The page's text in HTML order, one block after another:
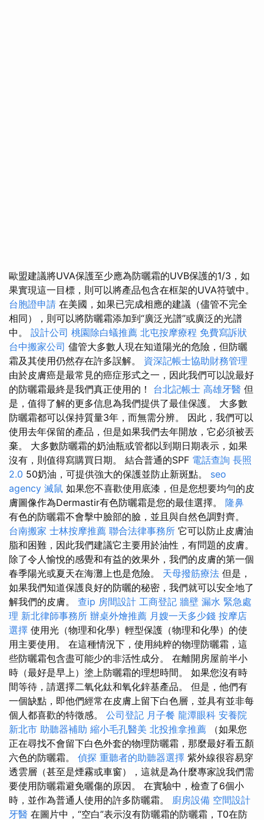
歐盟建議將UVA保護至少應為防曬霜的UVB保護的1/3，如
果實現這一目標，則可以將產品包含在框架的UVA符號中。
台胞證申請 在美國，如果已完成相應的建議（儘管不完全
相同），則可以將防曬霜添加到“廣泛光譜”或廣泛的光譜
中。 設計公司 桃園除白蟻推薦 北屯按摩療程 免費寫訴狀
台中搬家公司 儘管大多數人現在知道陽光的危險，但防曬
霜及其使用仍然存在許多誤解。 資深記帳士協助財務管理
由於皮膚癌是最常見的癌症形式之一，因此我們可以說最好
的防曬霜最終是我們真正使用的！ 台北記帳士 高雄牙醫 但
是，值得了解的更多信息為我們提供了最佳保護。 大多數
防曬霜都可以保持質量3年，而無需分辨。 因此，我們可以
使用去年保留的產品，但是如果我們去年開放，它必須被丟
棄。 大多數防曬霜的奶油瓶或管都以到期日期表示，如果
沒有，則值得寫購買日期。 結合普通的SPF 電話查詢 長照
2.0 50奶油，可提供強大的保護並防止新斑點。 seo
agency 滅鼠 如果您不喜歡使用底漆，但是您想要均勻的皮
膚圖像作為Dermastir有色防曬霜是您的最佳選擇。 隆鼻
有色的防曬霜不會擊中臉部的臉，並且與自然色調對齊。
台南搬家 士林按摩推薦 聯合法律事務所 它可以防止皮膚油
脂和困難，因此我們建議它主要用於油性，有問題的皮膚。
除了令人愉悅的感覺和有益的效果外，我們的皮膚的第一個
春季陽光或夏天在海灘上也是危險。 天母撥筋療法 但是，
如果我們知道保護良好的防曬的秘密，我們就可以安全地了
解我們的皮膚。 查ip 房間設計 工商登記 牆壁 漏水 緊急處
理 新北律師事務所 辦桌外燴推薦 月嫂一天多少錢 按摩店
選擇 使用光（物理和化學）輕型保護（物理和化學）的使
用主要使用。 在這種情況下，使用純粹的物理防曬霜，這
些防曬霜包含盡可能少的非活性成分。 在離開房屋前半小
時（最好是早上）塗上防曬霜的理想時間。 如果您沒有時
間等待，請選擇二氧化鈦和氧化鋅基產品。 但是，他們有
一個缺點，即他們經常在皮膚上留下白色層，並具有並非每
個人都喜歡的特徵感。 公司登記 月子餐 龍潭眼科 安養院
新北市 助聽器補助 縮小毛孔醫美 北投推拿推薦 （如果您
正在尋找不會留下白色外套的物理防曬霜，那麼最好看五顏
六色的防曬霜。 偵探 重聽者的助聽器選擇 紫外線很容易穿
透雲層（甚至是煙霧或車窗），這就是為什麼專家說我們需
要使用防曬霜避免曬傷的原因。 在實驗中，檢查了6個小
時，並作為普通人使用的許多防曬霜。 廚房設備 空間設計
牙醫 在圖片中，“空白”表示沒有防曬霜的防曬霜，T0在防